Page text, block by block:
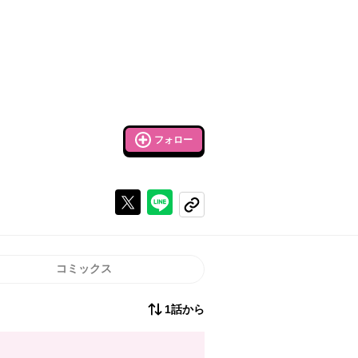
フォロー
Xで投稿するラインでシェアする
コピーする
コミックス
1話から